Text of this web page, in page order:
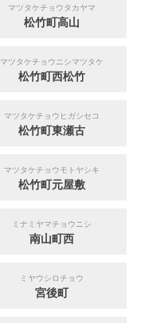
マツタケチョウタカヤマ
松竹町高山
マツタケチョウニシマツタケ
松竹町西松竹
マツタケチョウヒガシセコ
松竹町東瀬古
マツタケチョウモトヤシキ
松竹町元屋敷
ミナミヤマチョウニシ
南山町西
ミヤウシロチョウ
宮後町